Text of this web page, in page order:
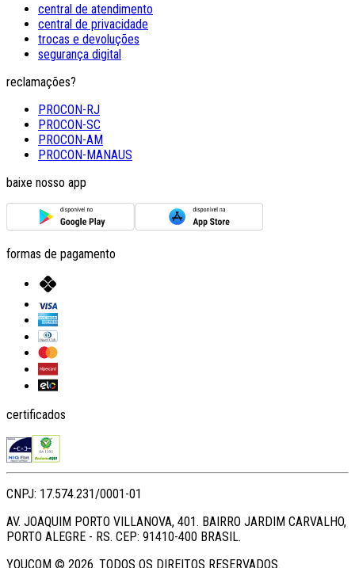
central de atendimento
central de privacidade
trocas e devoluções
segurança digital
reclamações?
PROCON-RJ
PROCON-SC
PROCON-AM
PROCON-MANAUS
baixe nosso app
formas de pagamento
certificados
CNPJ: 17.574.231/0001-01
AV. JOAQUIM PORTO VILLANOVA, 401. BAIRRO JARDIM CARVALHO,
PORTO ALEGRE - RS. CEP: 91410-400 BRASIL.
YOUCOM © 2026. TODOS OS DIREITOS RESERVADOS.